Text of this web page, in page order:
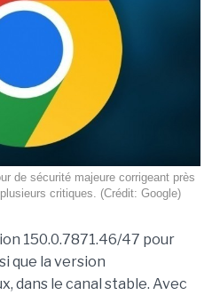
de sécurité majeure corrigeant près
critiques. (Crédit: Google)
150.0.7871.46/47 pour
que la version
dans le canal stable. Avec